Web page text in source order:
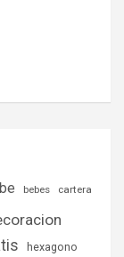
bebes cartera
hexagono